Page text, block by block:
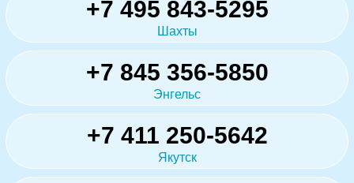
+7 495 843-5295
Шахты
+7 845 356-5850
Энгельс
+7 411 250-5642
Якутск